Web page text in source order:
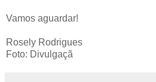
Vamos aguardar!
Rosely Rodrigues
Foto: Divulgaçã